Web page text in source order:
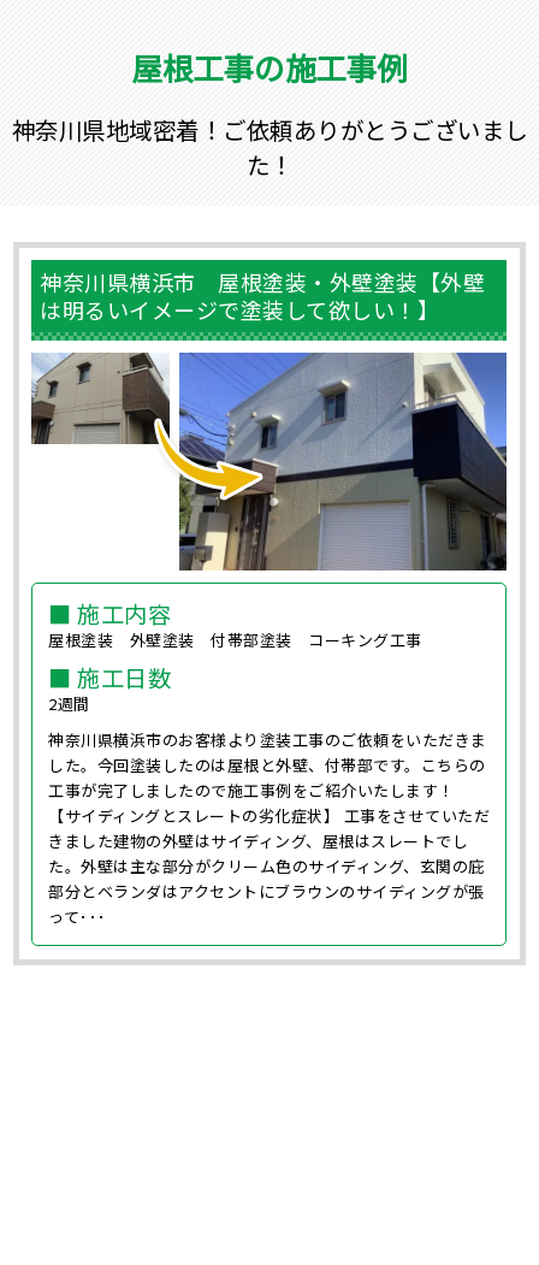
屋根工事の施工事例
神奈川県地域密着！ご依頼ありがとうございまし
た！
神奈川県横浜市 屋根塗装・外壁塗装【外壁
は明るいイメージで塗装して欲しい！】
■ 施工内容
屋根塗装 外壁塗装 付帯部塗装 コーキング工事
■ 施工日数
2週間
神奈川県横浜市のお客様より塗装工事のご依頼をいただきま
した。今回塗装したのは屋根と外壁、付帯部です。こちらの
工事が完了しましたので施工事例をご紹介いたします！
【サイディングとスレートの劣化症状】 工事をさせていただ
きました建物の外壁はサイディング、屋根はスレートでし
た。外壁は主な部分がクリーム色のサイディング、玄関の庇
部分とベランダはアクセントにブラウンのサイディングが張
って･･･